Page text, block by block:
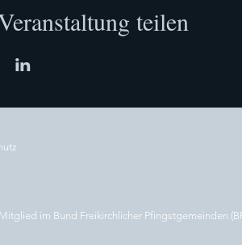
teilen
im Bund Freikirchlicher Pfingstgemeinden